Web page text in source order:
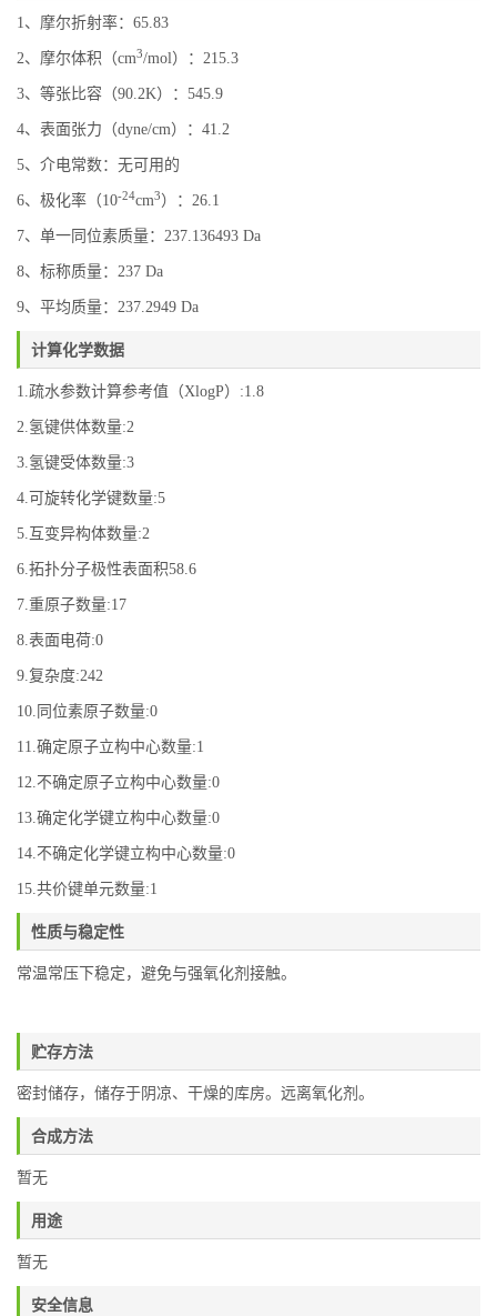
1、摩尔折射率：65.83
2、摩尔体积（cm3/mol）：215.3
3、等张比容（90.2K）：545.9
4、表面张力（dyne/cm）：41.2
5、介电常数：无可用的
6、极化率（10-24cm3）：26.1
7、单一同位素质量：237.136493 Da
8、标称质量：237 Da
9、平均质量：237.2949 Da
计算化学数据
1.疏水参数计算参考值（XlogP）:1.8
2.氢键供体数量:2
3.氢键受体数量:3
4.可旋转化学键数量:5
5.互变异构体数量:2
6.拓扑分子极性表面积58.6
7.重原子数量:17
8.表面电荷:0
9.复杂度:242
10.同位素原子数量:0
11.确定原子立构中心数量:1
12.不确定原子立构中心数量:0
13.确定化学键立构中心数量:0
14.不确定化学键立构中心数量:0
15.共价键单元数量:1
性质与稳定性
常温常压下稳定，避免与强氧化剂接触。
贮存方法
密封储存，储存于阴凉、干燥的库房。远离氧化剂。
合成方法
暂无
用途
暂无
安全信息